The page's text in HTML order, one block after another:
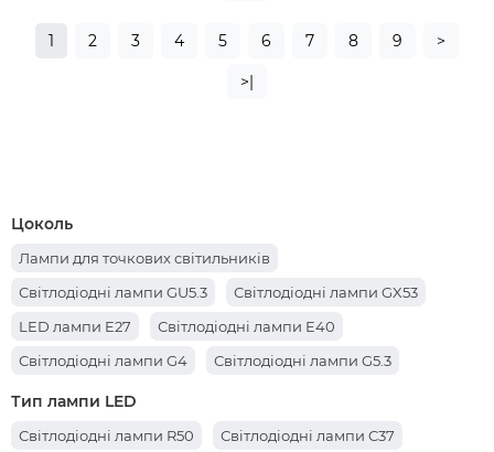
1 2 3 4 5 6 7 8 9 >
>|
Цоколь
Лампи для точкових світильників
Світлодіодні лампи GU5.3
Світлодіодні лампи GX53
LED лампи E27
Світлодіодні лампи E40
Світлодіодні лампи G4
Світлодіодні лампи G5.3
Світлодіодні лампи G13
Світлодіодні лампи G9
Світлодіодні лампи E14
Тип лампи LED
Світлодіодні лампи R50
Світлодіодні лампи C37